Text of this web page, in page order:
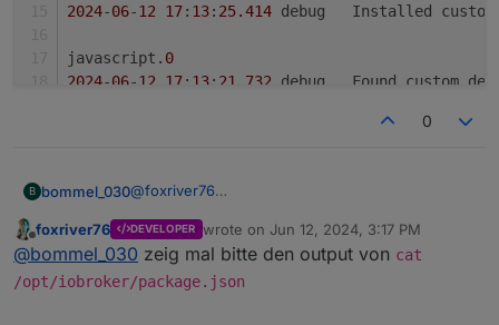
2024-06-12 17: 13: 25.414
debug	Installed
javascript. 0
2024-06-12 17: 13: 21.732
debug	Found
javascript.0
2024-06-12 17:13 18.441
debug	Found
javascript.
0
2024-06 - 12 17:13 :18.434
0
B bommel_030@foxriver76
installiert, das Skript klappt trotzdem mit controller
>6 nicht mehr.
Und das "gith" werde ich nicht mehr los....
javascript.0
2024-06-12 17:13:28.477	debug	Loaded
Offline
foxriver76 DEVELOPER wrote on Jun 12, 2024, 3:17 PM
last edited by
@bommel_030 zeig mal bitte den output von cat
/opt/iobroker/package.json